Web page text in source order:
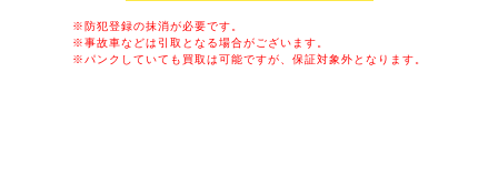
※防犯登録の抹消が必要です。
※事故車などは引取となる場合がございます。
※パンクしていても買取は可能ですが、保証対象外となります。